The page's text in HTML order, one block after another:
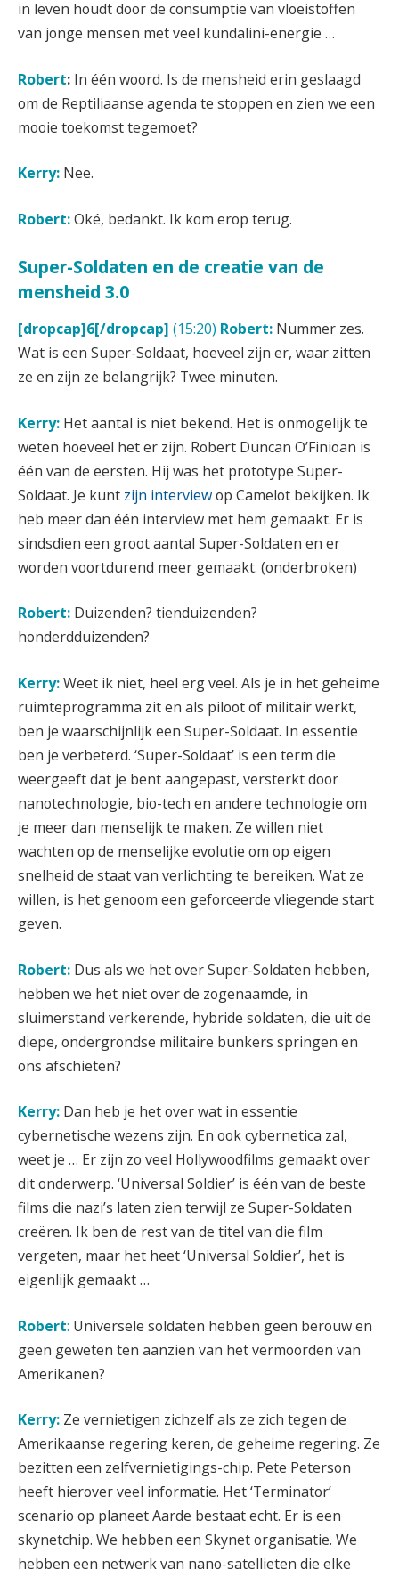
in leven houdt door de consumptie van vloeistoffen
van jonge mensen met veel kundalini-energie …
Robert: In één woord. Is de mensheid erin geslaagd
om de Reptiliaanse agenda te stoppen en zien we een
mooie toekomst tegemoet?
Kerry: Nee.
Robert:Oké, bedankt. Ik kom erop terug.
Super-Soldaten en de creatie van de
mensheid 3.0
[dropcap]6[/dropcap] (15:20) Robert: Nummer zes.
Wat is een Super-Soldaat, hoeveel zijn er, waar zitten
ze en zijn ze belangrijk? Twee minuten.
Kerry: Het aantal is niet bekend. Het is onmogelijk te
weten hoeveel het er zijn. Robert Duncan O’Finioan is
één van de eersten. Hij was het prototype Super-
Soldaat. Je kunt zijn interviewop Camelot bekijken. Ik
heb meer dan één interview met hem gemaakt. Er is
sindsdien een groot aantal Super-Soldaten en er
worden voortdurend meer gemaakt. (onderbroken)
Robert: Duizenden? tienduizenden?
honderdduizenden?
Kerry:Weet ik niet, heel erg veel. Als je in het geheime
ruimteprogramma zit en als piloot of militair werkt,
ben je waarschijnlijk een Super-Soldaat. In essentie
ben je verbeterd. ‘Super-Soldaat’ is een term die
weergeeft dat je bent aangepast, versterkt door
nanotechnologie, bio-tech en andere technologie om
je meer dan menselijk te maken. Ze willen niet
wachten op de menselijke evolutie om op eigen
snelheid de staat van verlichting te bereiken. Wat ze
willen, is het genoom een geforceerde vliegende start
geven.
Robert: Dus als we het over Super-Soldaten hebben,
hebben we het niet over de zogenaamde, in
sluimerstand verkerende, hybride soldaten, die uit de
diepe, ondergrondse militaire bunkers springen en
ons afschieten?
Kerry: Dan heb je het over wat in essentie
cybernetische wezens zijn. En ook cybernetica zal,
weet je … Er zijn zo veel Hollywoodfilms gemaakt over
dit onderwerp. ‘Universal Soldier’ is één van de beste
films die nazi’s laten zien terwijl ze Super-Soldaten
creëren. Ik ben de rest van de titel van die film
vergeten, maar het heet ‘Universal Soldier’, het is
eigenlijk gemaakt …
Robert: Universele soldaten hebben geen berouw en
geen geweten ten aanzien van het vermoorden van
Amerikanen?
Kerry: Ze vernietigen zichzelf als ze zich tegen de
Amerikaanse regering keren, de geheime regering. Ze
bezitten een zelfvernietigings-chip. Pete Peterson
heeft hierover veel informatie. Het ‘Terminator’
scenario op planeet Aarde bestaat echt. Er is een
skynetchip. We hebben een Skynet organisatie. We
hebben een netwerk van nano-satellieten die elke